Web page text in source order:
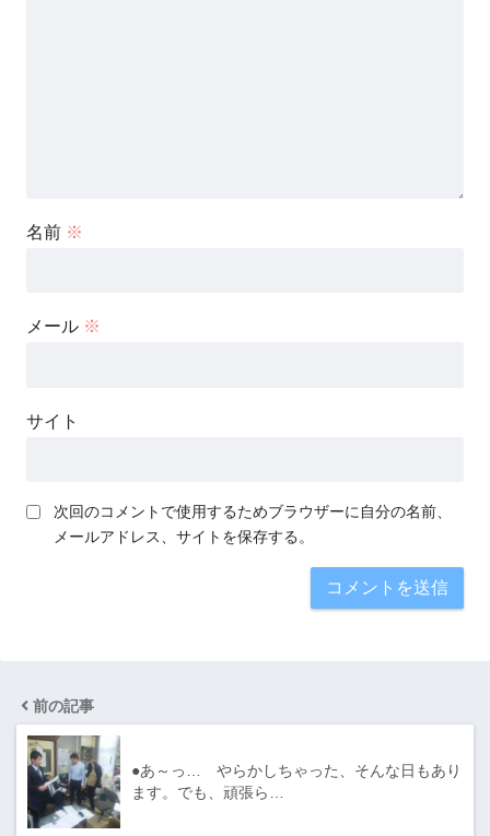
名前 ※
メール ※
サイト
次回のコメントで使用するためブラウザーに自分の名前、
メールアドレス、サイトを保存する。
前の記事
●あ～っ… やらかしちゃった、そんな日もあり
ます。でも、頑張ら…